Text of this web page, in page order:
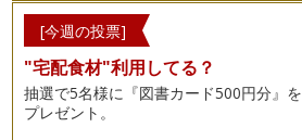
[今週の投票]
"宅配食材"利用してる？
抽選で5名様に『図書カード500円分』を
プレゼント。